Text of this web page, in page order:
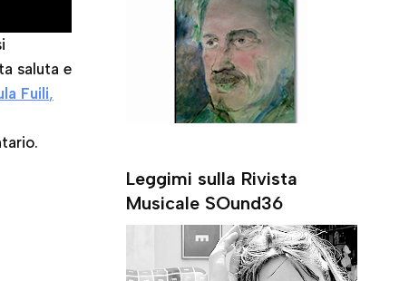
saluta e
Fuili,
Leggimi sulla Rivista
Musicale SOund36